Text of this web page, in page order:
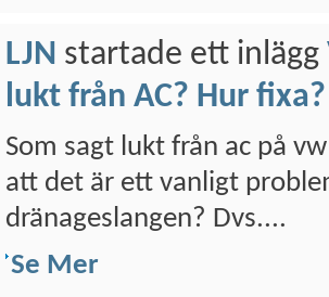
LJN startade ett inlägg
lukt från AC? Hur fixa?
Som sagt lukt från ac på
att det är ett vanligt
dränageslangen? Dvs....
Se Mer